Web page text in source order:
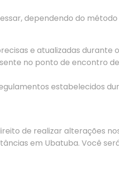
dependendo do
e atualizadas durante
no ponto de encontro
estabelecidos
de realizar alterações
em Ubatuba. Você